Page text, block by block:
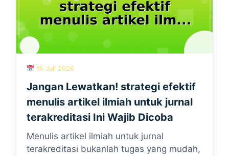
15 Juli 2026
Jangan Lewatkan! strategi efektif
menulis artikel ilmiah untuk jurnal
terakreditasi Ini Wajib Dicoba
Menulis artikel ilmiah untuk jurnal
terakreditasi bukanlah tugas yang mudah,